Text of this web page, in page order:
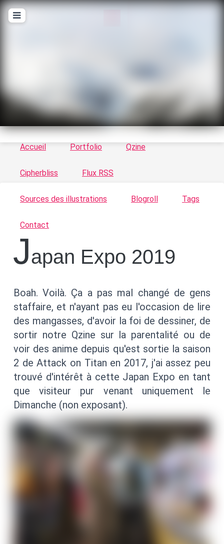
Le vortex à chats - Illustrations, trucs en tout
genre par Tykayn
Accueil Portfolio Qzine
Cipherbliss Flux RSS
Sources des illustrations Blogroll Tags
Contact
Japan Expo 2019
Boah. Voilà. Ça a pas mal changé de gens
staffaire, et n'ayant pas eu l'occasion de lire
des mangasses, d'avoir la foi de dessiner, de
sortir notre Qzine sur la parentalité ou de
voir des anime depuis qu'est sortie la saison
2 de Attack on Titan en 2017, j'ai assez peu
trouvé d'intérêt à cette Japan Expo en tant
que visiteur pur venant uniquement le
Dimanche (non exposant).